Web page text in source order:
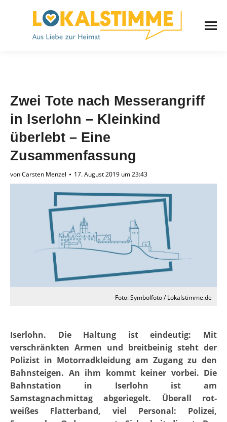
Zwei Tote nach Messerangriff
in Iserlohn – Kleinkind
überlebt – Eine
Zusammenfassung
vonCarsten Menzel 17. August 2019 um 23:43
Foto: Symbolfoto / Lokalstimme.de
Iserlohn. Die Haltung ist eindeutig: Mit
verschränkten Armen und breitbeinig steht der
Polizist in Motorradkleidung am Zugang zu den
Bahnsteigen. An ihm kommt keiner vorbei. Die
Bahnstation in Iserlohn ist am
Samstagnachmittag abgeriegelt. Überall rot-
weißes Flatterband, viel Personal: Polizei,